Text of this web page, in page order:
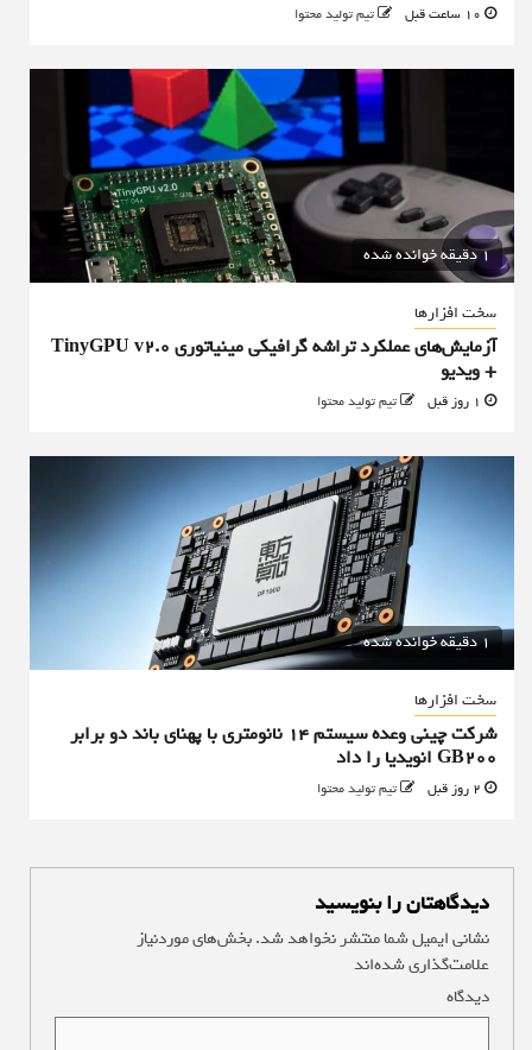
تیم تولید محتوا
1 دقیقه خوانده شده
سخت افزارها
آزمایش‌های عملکرد تراشه گرافیکی مینیاتوری TinyGPU v2.0
+ ویدیو
تیم تولید محتوا
1 دقیقه خوانده شده
سخت افزارها
شرکت چینی وعده سیستم ۱۴ نانومتری با پهنای باند دو برابر
GB200 انویدیا را داد
تیم تولید محتوا
دیدگاهتان را بنویسید
نشانی ایمیل شما منتشر نخواهد شد.بخش‌های موردنیاز
علامت‌گذاری شده‌اند
دیدگاه